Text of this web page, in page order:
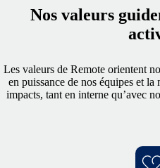
Nos valeurs
Les valeurs de Remote orientent
en puissance de nos équipes et
impacts, tant en interne qu’avec